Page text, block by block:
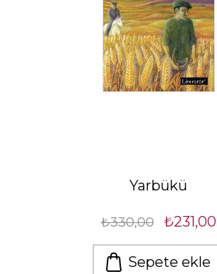
Yarbükü
₺330,00 ₺231,00
Sepete ekle